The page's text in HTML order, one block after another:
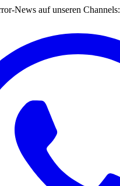
News auf unseren Channels: